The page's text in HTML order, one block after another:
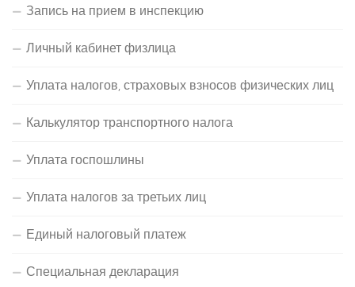
Запись на прием в инспекцию
Личный кабинет физлица
Уплата налогов, страховых взносов физических лиц
Калькулятор транспортного налога
Уплата госпошлины
Уплата налогов за третьих лиц
Единый налоговый платеж
Специальная декларация